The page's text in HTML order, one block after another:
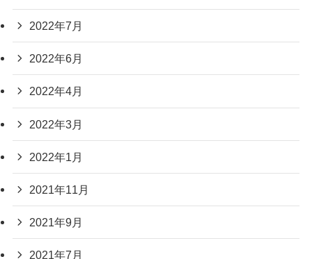
2022年7月
2022年6月
2022年4月
2022年3月
2022年1月
2021年11月
2021年9月
2021年7月